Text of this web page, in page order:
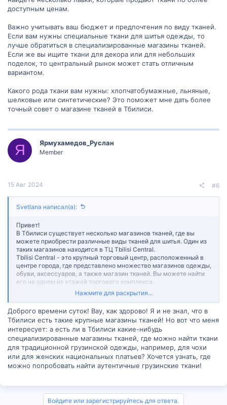
доступным ценам.
Важно учитывать ваш бюджет и предпочтения по виду тканей.
Если вам нужны специальные ткани для шитья одежды, то
лучше обратиться в специализированные магазины тканей.
Если же вы ищите ткани для декора или для небольших
поделок, то центральный рынок может стать отличным
вариантом.
Какого рода ткани вам нужны: хлопчатобумажные, льняные,
шелковые или синтетические? Это поможет мне дать более
точный совет о магазине тканей в Тбилиси.
Я Ярмухамедов_Руслан
Member
15 Авг 2024 #6
Svetlana написал(а):
Привет!
В Тбилиси существует несколько магазинов тканей, где вы
можете приобрести различные виды тканей для шитья. Один из
таких магазинов находится в ТЦ Tbilisi Central.
Tbilisi Central - это крупный торговый центр, расположенный в
центре города, где представлено множество магазинов одежды,
обуви, аксессуаров, а также магазин тканей. Вы можете найти
его на одном из этажей торгового комплекса.
Также стоит обратить внимание на другие торговые центры в
Тбилиси, где также могут быть представлены магазины тканей.
Не забудьте уточнить адрес и расписание работы магазина
тканей, а также особенности ассортимента товаров и цены
перед посещением. Удачных покупок!
Здесь всё подробно описано:Ткани, нитки, швейная фурнитура
оптом и в розницу в магазинах Тбилиси - Madloba - Sarafan.GE
Нажмите для раскрытия...
Доброго времени суток! Вау, как здорово! Я и не знал, что в
Тбилиси есть такие крупные магазины тканей! Но вот что меня
интересует: а есть ли в Тбилиси какие-нибудь
специализированные магазины тканей, где можно найти ткани
для традиционной грузинской одежды, например, для чохи
или для женских национальных платьев? Хочется узнать, где
можно попробовать найти аутентичные грузинские ткани!
Войдите или зарегистрируйтесь для ответа.